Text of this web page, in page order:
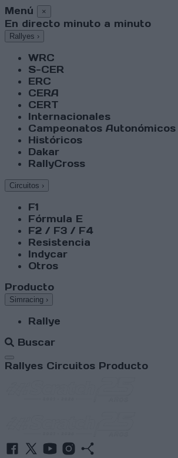
Menú ×
En directo minuto a minuto
Rallyes ›
WRC
S-CER
ERC
CERA
CERT
Internacionales
Campeonatos Autonómicos
Históricos
Dakar
RallyCross
Circuitos ›
F1
Fórmula E
F2 / F3 / F4
Resistencia
Indycar
Otros
Producto
Simracing ›
Rallye
Buscar
Abrir menú
Rallyes Circuitos Producto